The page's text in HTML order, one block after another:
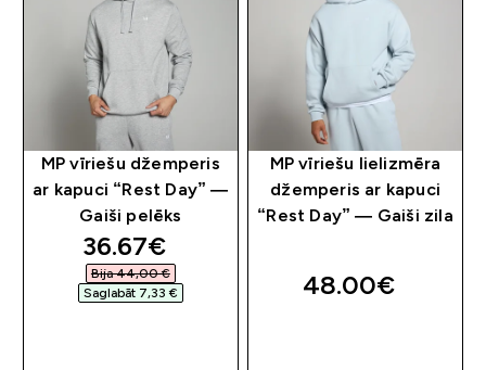
MP vīriešu džemperis
ar kapuci “Rest Day” —
Gaiši pelēks
discounted price
36.67€‎
Bija 44,00 €‎
Saglabāt 7,33 €‎
MP vīriešu lielizmēra
džemperis ar kapuci
“Rest Day” — Gaiši zila
48.00€‎